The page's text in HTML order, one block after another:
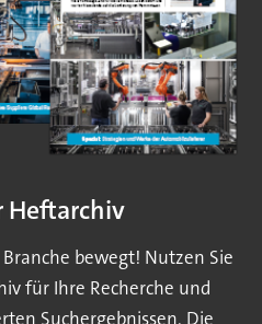
Heftarchiv
bewegt! Nutzen Sie
für Ihre Recherche und
Suchergebnissen. Die